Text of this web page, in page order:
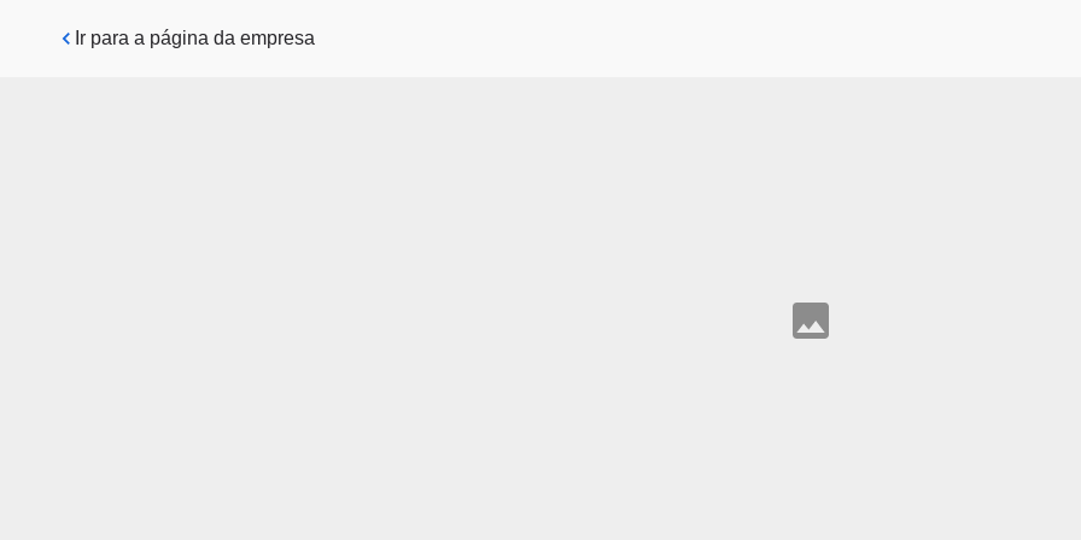
Pular para o conteúdo principal
Ir para a página da empresa